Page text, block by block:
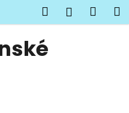
Hledat